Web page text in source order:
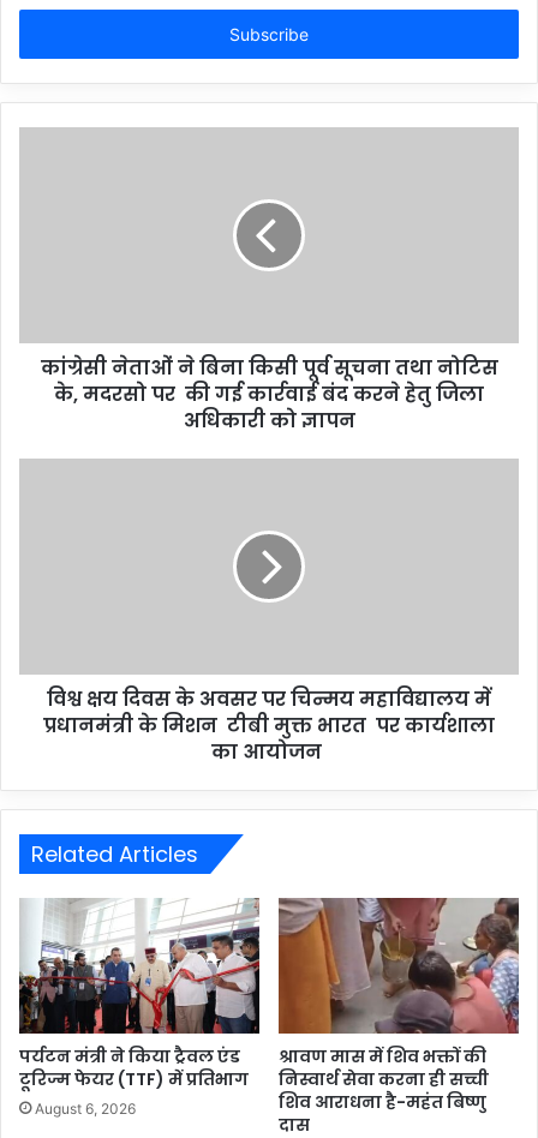
Email
कांग्रेसी नेताओं ने बिना किसी पूर्व सूचना तथा नोटिस
के, मदरसो पर की गई कार्रवाई बंद करने हेतु जिला
अधिकारी को ज्ञापन
विश्व क्षय दिवस के अवसर पर चिन्मय महाविद्यालय में
प्रधानमंत्री के मिशन टीबी मुक्त भारत पर कार्यशाला
का आयोजन
Related Articles
पर्यटन मंत्री ने किया ट्रैवल एंड
टूरिज्म फेयर (TTF) में प्रतिभाग
August 6, 2026
श्रावण मास में शिव भक्तों की
निस्वार्थ सेवा करना ही सच्ची
शिव आराधना है-महंत बिष्णु
दास